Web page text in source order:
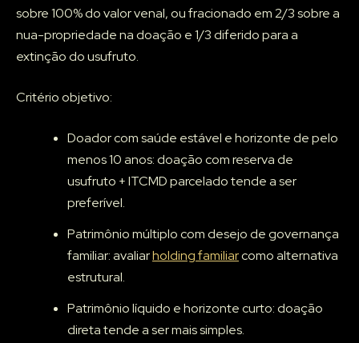
sobre 100% do valor venal, ou fracionado em 2/3 sobre a
nua-propriedade na doação e 1/3 diferido para a
extinção do usufruto.
Critério objetivo:
Doador com saúde estável e horizonte de pelo
menos 10 anos: doação com reserva de
usufruto + ITCMD parcelado tende a ser
preferível.
Patrimônio múltiplo com desejo de governança
familiar: avaliarholding familiarcomo alternativa
estrutural.
Patrimônio líquido e horizonte curto: doação
direta tende a ser mais simples.